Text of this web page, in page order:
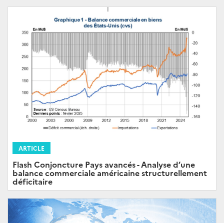
ARTICLE
Flash Conjoncture Pays avancés - Analyse d’une
balance commerciale américaine structurellement
déficitaire